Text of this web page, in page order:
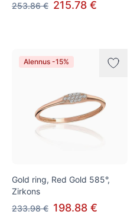
253.86 € 215.78 €
Alennus -15%
Gold ring, Red Gold 585°,
Zirkons
233.98 € 198.88 €